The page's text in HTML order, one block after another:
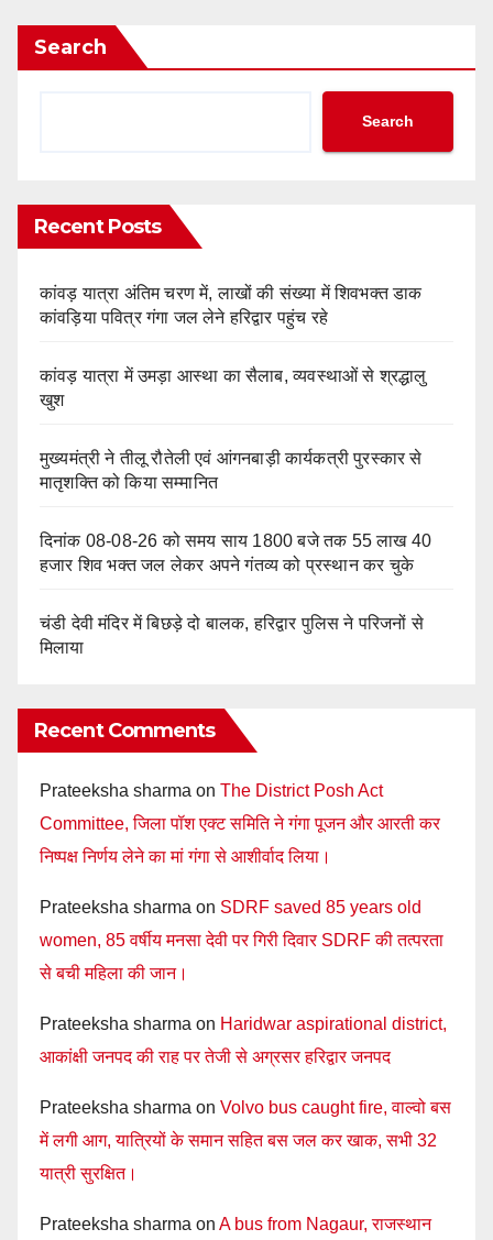
Search
Search
Recent Posts
कांवड़ यात्रा अंतिम चरण में, लाखों की संख्या में शिवभक्त डाक
कांवड़िया पवित्र गंगा जल लेने हरिद्वार पहुंच रहे
कांवड़ यात्रा में उमड़ा आस्था का सैलाब, व्यवस्थाओं से श्रद्धालु
खुश
मुख्यमंत्री ने तीलू रौतेली एवं आंगनबाड़ी कार्यकत्री पुरस्कार से
मातृशक्ति को किया सम्मानित
दिनांक 08-08-26 को समय साय 1800 बजे तक 55 लाख 40
हजार शिव भक्त जल लेकर अपने गंतव्य को प्रस्थान कर चुके
चंडी देवी मंदिर में बिछड़े दो बालक, हरिद्वार पुलिस ने परिजनों से
मिलाया
Recent Comments
Prateeksha sharma on The District Posh Act
Committee, जिला पॉश एक्ट समिति ने गंगा पूजन और आरती कर
निष्पक्ष निर्णय लेने का मां गंगा से आशीर्वाद लिया।
Prateeksha sharma on SDRF saved 85 years old
women, 85 वर्षीय मनसा देवी पर गिरी दिवार SDRF की तत्परता
से बची महिला की जान।
Prateeksha sharma on Haridwar aspirational district,
आकांक्षी जनपद की राह पर तेजी से अग्रसर हरिद्वार जनपद
Prateeksha sharma on Volvo bus caught fire, वाल्वो बस
में लगी आग, यात्रियों के समान सहित बस जल कर खाक, सभी 32
यात्री सुरक्षित।
Prateeksha sharma on A bus from Nagaur, राजस्थान